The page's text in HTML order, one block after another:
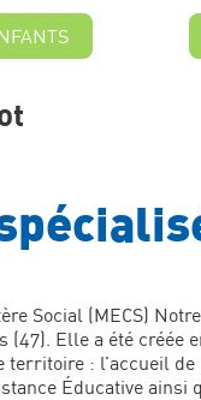
Social (MECS)
(47). Elle a été créée
territoire : l’accueil
Éducative